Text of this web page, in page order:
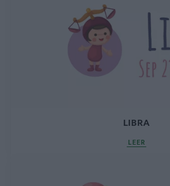
LIBRA
LEER